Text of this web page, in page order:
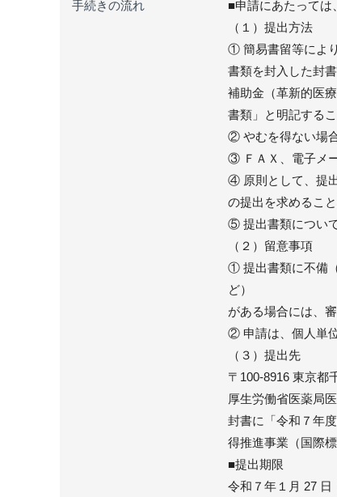
手続きの流れ
■申請にあたっては
（１）提出方法
① 簡易書留等によ
書類を封入した封
補助金（革新的医
書類」と明記するこ
② やむを得ない場
③ ＦＡＸ、電子メ
④ 原則として、提
の提出を求めること
⑤ 提出書類につい
（２）留意事項
① 提出書類に不備
ど）
がある場合には、
② 申請は、個人単
（３）提出先
〒100-8916 東京都
厚生労働省医薬局
封書に「令和７年
得推進事業（国際
■提出期限
令和７年１月 27 日